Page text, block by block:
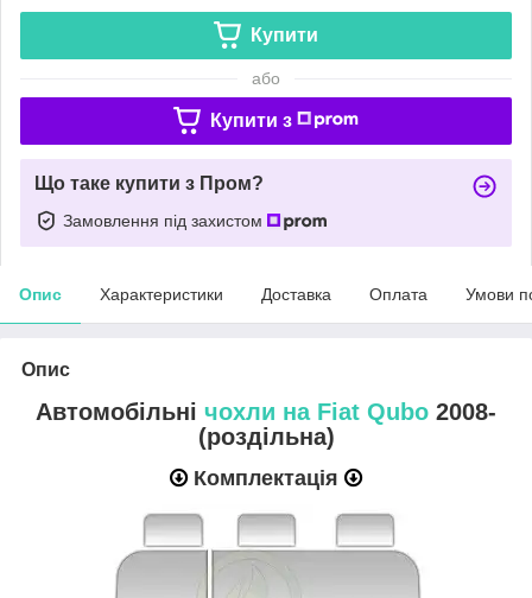
Купити
або
Купити з
Що таке купити з Пром?
Замовлення під захистом
Опис Характеристики Доставка Оплата Умови
Опис
Автомобільні чохли на Fiat Qubo 2008-
(роздільна)
Комплектація